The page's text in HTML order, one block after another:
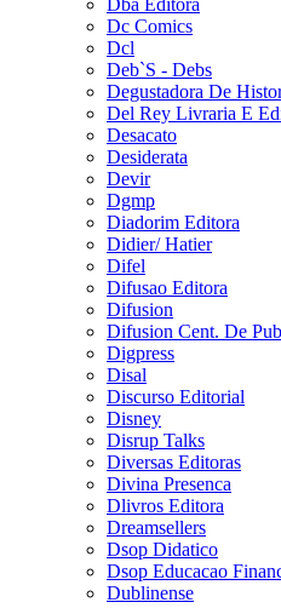
Dba Editora
Dc Comics
Dcl
Deb`S - Debs
Degustadora De
Del Rey Livraria E
Desacato
Desiderata
Devir
Dgmp
Diadorim Editora
Didier/ Hatier
Difel
Difusao Editora
Difusion
Difusion Cent. De
Digpress
Disal
Discurso Editorial
Disney
Disrup Talks
Diversas Editoras
Divina Presenca
Dlivros Editora
Dreamsellers
Dsop Didatico
Dsop Educacao
Dublinense